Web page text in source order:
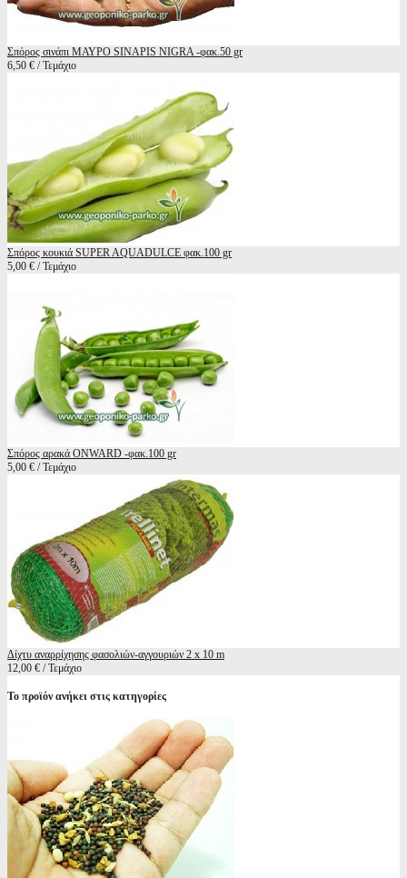
Σπόρος σινάπι ΜΑΥΡΟ SINAPIS NIGRA -φακ.50 gr
6,50 € / Τεμάχιο
Σπόρος κουκιά SUPER AQUADULCE φακ.100 gr
5,00 € / Τεμάχιο
Σπόρος αρακά ONWARD -φακ.100 gr
5,00 € / Τεμάχιο
Δίχτυ αναρρίχησης φασολιών-αγγουριών 2 x 10 m
12,00 € / Τεμάχιο
Το προϊόν ανήκει στις κατηγορίες